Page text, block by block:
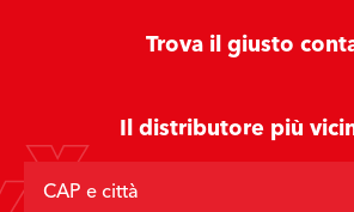
Trova il giusto
Il distributore più
CAP e città